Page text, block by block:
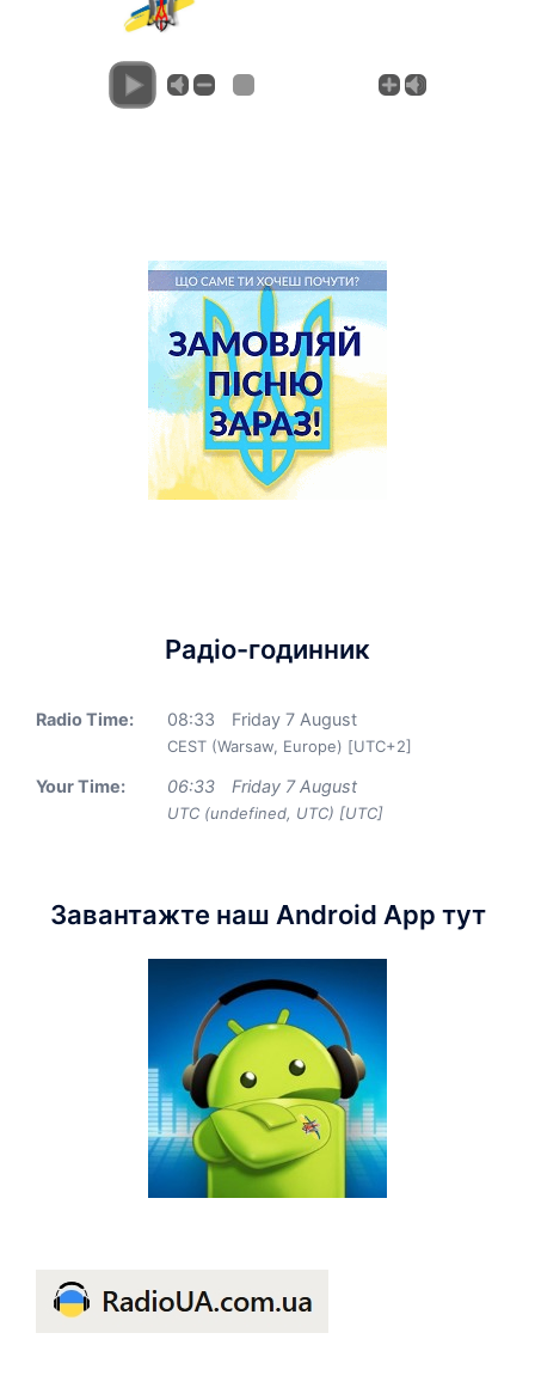
Радіо-годинник
Radio Time: 08:33 Friday 7 August
CEST (Warsaw, Europe) [UTC+2]
Your Time: 06:33 Friday 7 August
UTC (undefined, UTC) [UTC]
Завантажте наш Android App тут